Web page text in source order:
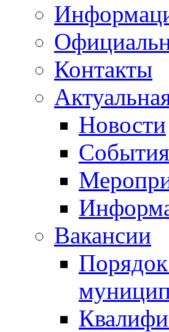
Контакты
Новости
События
Вакансии